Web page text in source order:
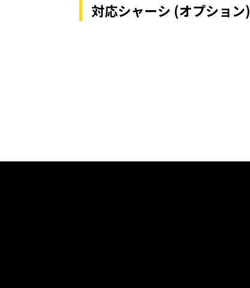
対応シャーシ (オプション)